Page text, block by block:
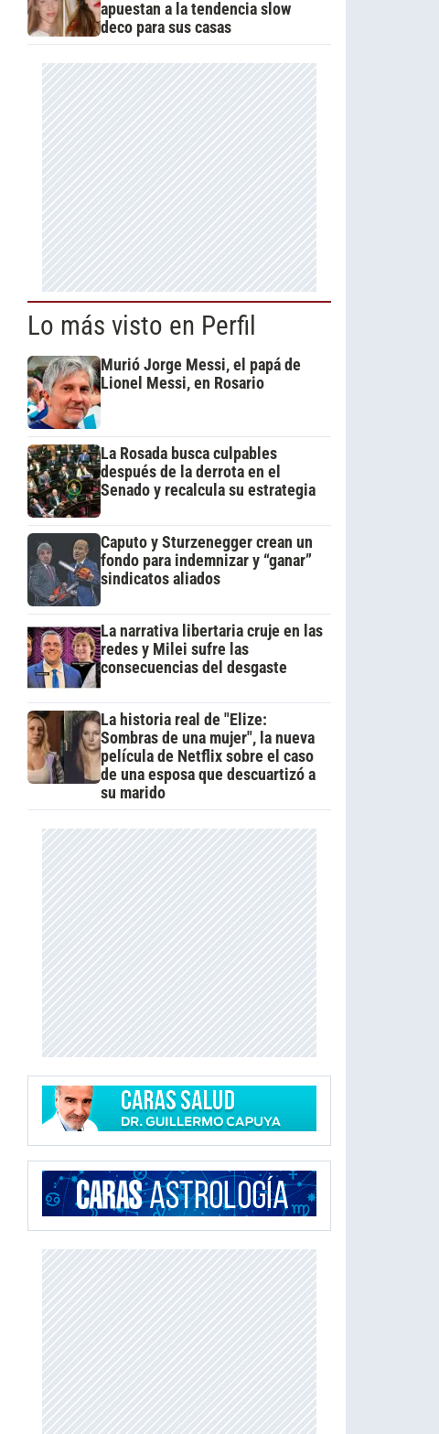
apuestan a la tendencia slow
deco para sus casas
Lo más visto en Perfil
Murió Jorge Messi, el papá de
Lionel Messi, en Rosario
La Rosada busca culpables
después de la derrota en el
Senado y recalcula su estrategia
Caputo y Sturzenegger crean un
fondo para indemnizar y “ganar”
sindicatos aliados
La narrativa libertaria cruje en las
redes y Milei sufre las
consecuencias del desgaste
La historia real de "Elize:
Sombras de una mujer", la nueva
película de Netflix sobre el caso
de una esposa que descuartizó a
su marido